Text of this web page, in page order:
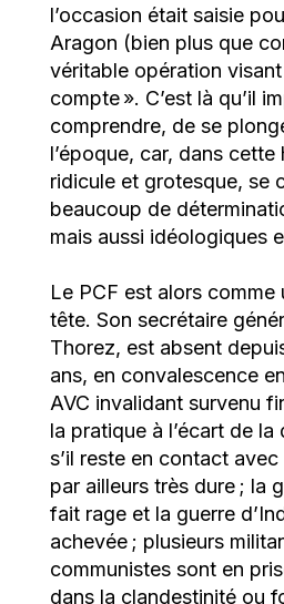
l’occasion était saisie
Aragon (bien plus que
véritable opération
compte ». C’est là qu’il
comprendre, de se
l’époque, car, dans
ridicule et grotesque, se
beaucoup de
mais aussi idéologiques
Le PCF est alors comme
tête. Son secrétaire
Thorez, est absent
ans, en convalescence
AVC invalidant survenu
la pratique à l’écart de
s’il reste en contact avec
par ailleurs très dure ; la
fait rage et la guerre
achevée ; plusieurs
communistes sont en
dans la clandestinité ou